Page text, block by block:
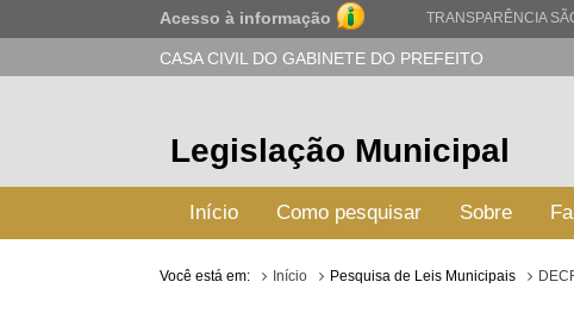
Acesso à informação TRANSPARÊNCIA
CASA CIVIL DO GABINETE DO PREFEITO
Legislação Municipal
Início Como pesquisar Sobre
Você está em: Início Pesquisa de Leis Municipais